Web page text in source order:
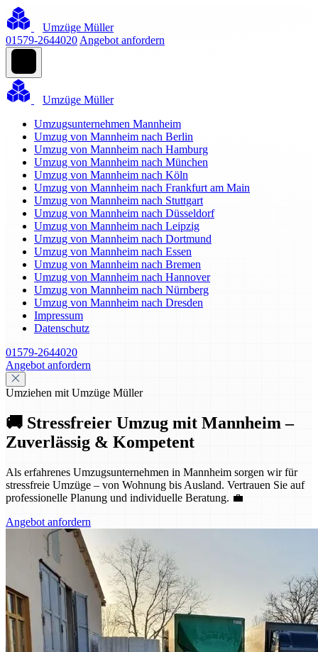
Umzüge Müller
01579-2644020 Angebot anfordern
Umzüge Müller
Umzugsunternehmen Mannheim
Umzug von Mannheim nach Berlin
Umzug von Mannheim nach Hamburg
Umzug von Mannheim nach München
Umzug von Mannheim nach Köln
Umzug von Mannheim nach Frankfurt am Main
Umzug von Mannheim nach Stuttgart
Umzug von Mannheim nach Düsseldorf
Umzug von Mannheim nach Leipzig
Umzug von Mannheim nach Dortmund
Umzug von Mannheim nach Essen
Umzug von Mannheim nach Bremen
Umzug von Mannheim nach Hannover
Umzug von Mannheim nach Nürnberg
Umzug von Mannheim nach Dresden
Impressum
Datenschutz
01579-2644020
Angebot anfordern
Umziehen mit Umzüge Müller
🚚 Stressfreier Umzug mit Mannheim –
Zuverlässig & Kompetent
Als erfahrenes Umzugsunternehmen in Mannheim sorgen wir für
stressfreie Umzüge – von Wohnung bis Ausland. Vertrauen Sie auf
professionelle Planung und individuelle Beratung. 💼
Angebot anfordern